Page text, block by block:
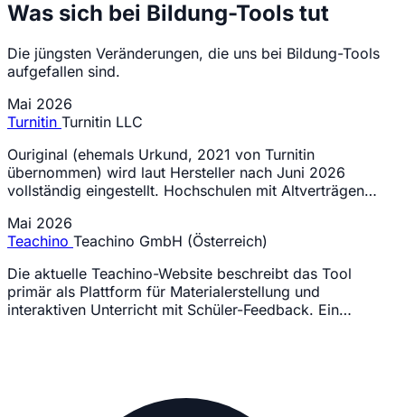
Was sich bei Bildung-Tools tut
Die jüngsten Veränderungen, die uns bei Bildung-Tools
aufgefallen sind.
Mai 2026
Turnitin Turnitin LLC
Ouriginal (ehemals Urkund, 2021 von Turnitin
übernommen) wird laut Hersteller nach Juni 2026
vollständig eingestellt. Hochschulen mit Altverträgen…
Mai 2026
Teachino Teachino GmbH (Österreich)
Die aktuelle Teachino-Website beschreibt das Tool
primär als Plattform für Materialerstellung und
interaktiven Unterricht mit Schüler-Feedback. Ein…